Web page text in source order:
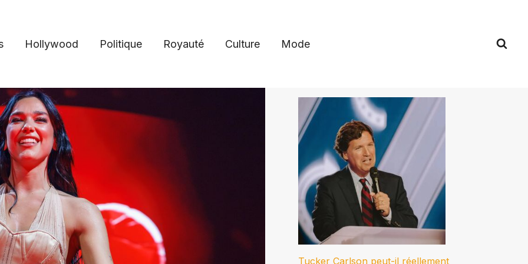
Hollywood Politique Royauté Culture Mode
Tucker Carlson peut-il réellement